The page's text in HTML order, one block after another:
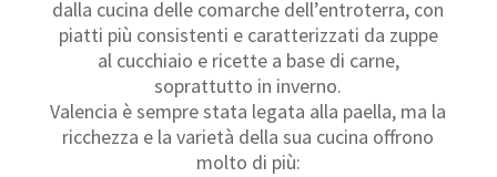
dalla cucina delle comarche dell’entroterra, con
piatti più consistenti e caratterizzati da zuppe
al cucchiaio e ricette a base di carne,
soprattutto in inverno.
Valencia è sempre stata legata alla paella, ma la
ricchezza e la varietà della sua cucina offrono
molto di più: